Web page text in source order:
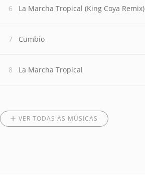
La Marcha Tropical (King Coya Remix)
Cumbio
La Marcha Tropical
VER TODAS AS MÚSICAS